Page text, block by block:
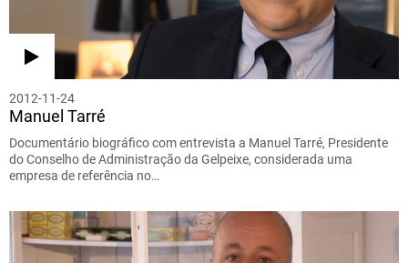
2012-11-24
Manuel Tarré
Documentário biográfico com entrevista a Manuel Tarré, Presidente
do Conselho de Administração da Gelpeixe, considerada uma
empresa de referência no…